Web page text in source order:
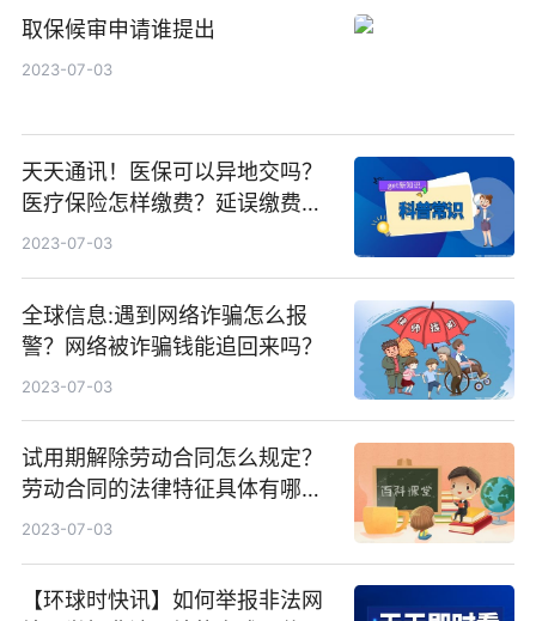
取保候审申请谁提出
2023-07-03
天天通讯！医保可以异地交吗？
医疗保险怎样缴费？延误缴费有
什么后果？
2023-07-03
全球信息:遇到网络诈骗怎么报
警？网络被诈骗钱能追回来吗？
2023-07-03
试用期解除劳动合同怎么规定？
劳动合同的法律特征具体有哪些
表现？ 每日聚焦
2023-07-03
【环球时快讯】如何举报非法网